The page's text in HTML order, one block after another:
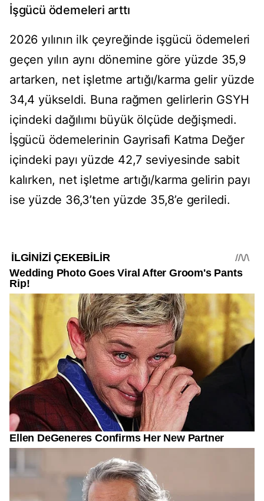
İşgücü ödemeleri arttı
2026 yılının ilk çeyreğinde işgücü ödemeleri
geçen yılın aynı dönemine göre yüzde 35,9
artarken, net işletme artığı/karma gelir yüzde
34,4 yükseldi. Buna rağmen gelirlerin GSYH
içindeki dağılımı büyük ölçüde değişmedi.
İşgücü ödemelerinin Gayrisafi Katma Değer
içindeki payı yüzde 42,7 seviyesinde sabit
kalırken, net işletme artığı/karma gelirin payı
ise yüzde 36,3’ten yüzde 35,8’e geriledi.